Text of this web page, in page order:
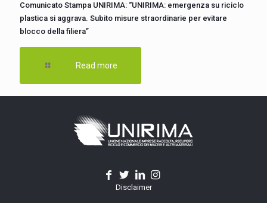
Comunicato Stampa UNIRIMA: “UNIRIMA: emergenza su riciclo
plastica si aggrava. Subito misure straordinarie per evitare
blocco della filiera”
Read more
Disclaimer